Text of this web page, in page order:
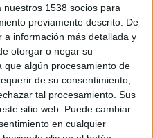
1538 socios para
previamente descrito. De
información más detallada y
otorgar o negar su
que algún procesamiento de
de su consentimiento,
tal procesamiento. Sus
sitio web. Puede cambiar
en cualquier
fi a la pràctica
comercials a
aleatòria sense el
s'aplicarà a totes
als 'call centers'.
les empreses que